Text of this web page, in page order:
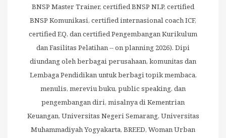
BNSP Master Trainer, certified BNSP NLP, certified
BNSP Komunikasi, certified internasional coach ICF,
certified EQ, dan certified Pengembangan Kurikulum
dan Fasilitas Pelatihan -- on planning 2026). Dipi
diundang oleh berbagai perusahaan, komunitas dan
Lembaga Pendidikan untuk berbagi topik membaca,
menulis, mereviu buku, public speaking, dan
pengembangan diri, misalnya di Kementrian
Keuangan, Universitas Negeri Semarang, Universitas
Muhammadiyah Yogyakarta, BREED, Woman Urban